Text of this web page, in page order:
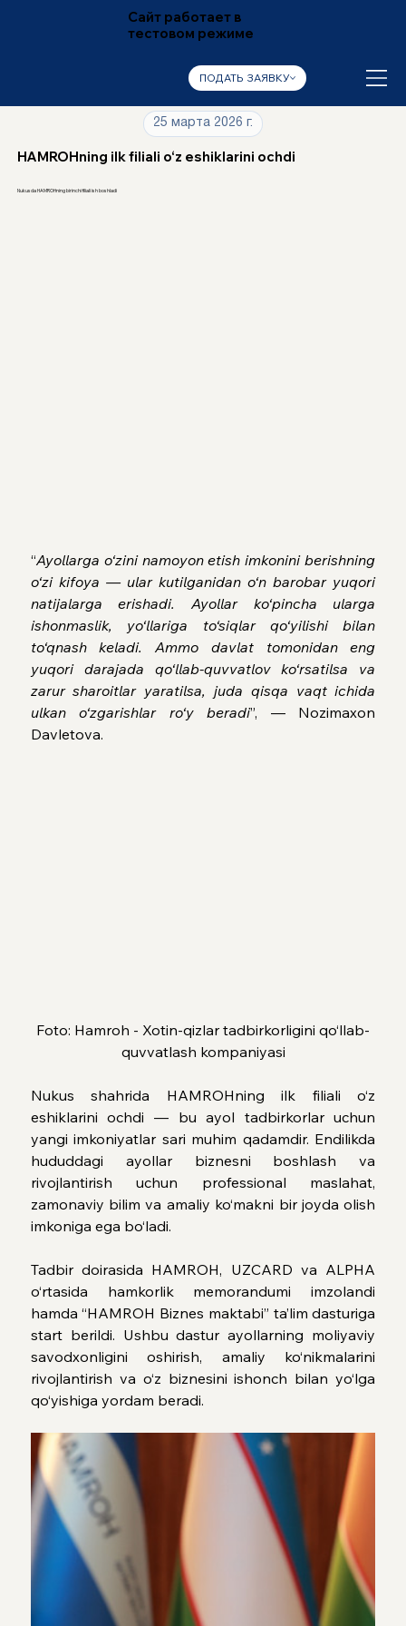
ПОДАТЬ ЗАЯВКУ
Сайт работает в
тестовом режиме
25 марта 2026 г.
HAMROHning ilk filiali o‘z eshiklarini ochdi
Nukusda HAMROHning birinchi filiali ish boshladi
“Ayollarga o‘zini namoyon etish imkonini berishning
o‘zi kifoya — ular kutilganidan o‘n barobar yuqori
natijalarga erishadi. Ayollar ko‘pincha ularga
ishonmaslik, yo‘llariga to‘siqlar qo‘yilishi bilan
to‘qnash keladi. Ammo davlat tomonidan eng
yuqori darajada qo‘llab-quvvatlov ko‘rsatilsa va
zarur sharoitlar yaratilsa, juda qisqa vaqt ichida
ulkan o‘zgarishlar ro‘y beradi”, — Nozimaxon
Davletova.
Foto: Hamroh - Xotin-qizlar tadbirkorligini qo‘llab-
quvvatlash kompaniyasi
Nukus shahrida HAMROHning ilk filiali o‘z
eshiklarini ochdi — bu ayol tadbirkorlar uchun
yangi imkoniyatlar sari muhim qadamdir. Endilikda
hududdagi ayollar biznesni boshlash va
rivojlantirish uchun professional maslahat,
zamonaviy bilim va amaliy ko‘makni bir joyda olish
imkoniga ega bo‘ladi.
Tadbir doirasida HAMROH, UZCARD va ALPHA
o‘rtasida hamkorlik memorandumi imzolandi
hamda “HAMROH Biznes maktabi” ta’lim dasturiga
start berildi. Ushbu dastur ayollarning moliyaviy
savodxonligini oshirish, amaliy ko‘nikmalarini
rivojlantirish va o‘z biznesini ishonch bilan yo‘lga
qo‘yishiga yordam beradi.